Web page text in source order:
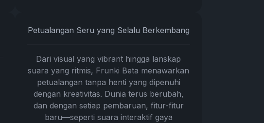
Petualangan Seru yang Selalu Berkembang
Dari visual yang vibrant hingga lanskap
suara yang ritmis, Frunki Beta menawarkan
petualangan tanpa henti yang dipenuhi
dengan kreativitas. Dunia terus berubah,
dan dengan setiap pembaruan, fitur-fitur
baru—seperti suara interaktif gaya